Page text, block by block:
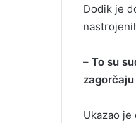
Dodik je
– To su
Ukazao